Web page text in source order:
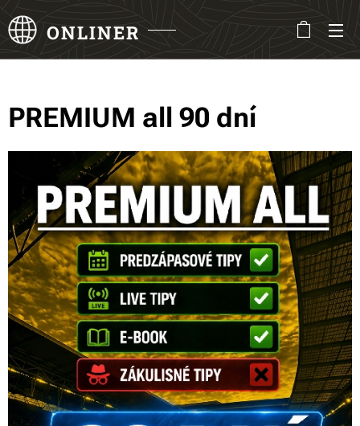
ONLINER
PREMIUM all 90 dní